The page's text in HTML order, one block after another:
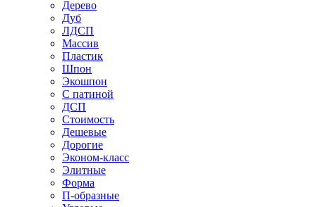
Дерево
Дуб
ЛДСП
Массив
Пластик
Шпон
Экошпон
С патиной
ДСП
Стоимость
Дешевые
Дорогие
Эконом-класс
Элитные
Форма
П-образные